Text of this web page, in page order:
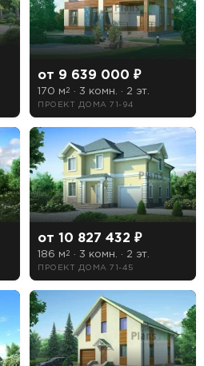
от 9 639 000 ₽
170 м 2 · 3 комн. · 2 эт.
ПРОЕКТ ДОМА 71-94
от 10 827 432 ₽
186 м 2 · 3 комн. · 2 эт.
ПРОЕКТ ДОМА 71-45